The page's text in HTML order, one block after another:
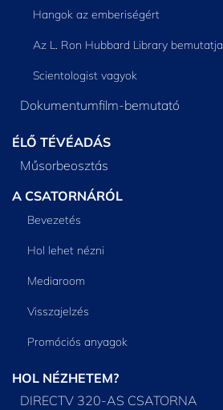
Hangok az emberiségért
Az L. Ron Hubbard Library bemutatja
Scientologist vagyok
Dokumentumfilm-bemutató
ÉLŐ TÉVÉADÁS
Műsorbeosztás
A CSATORNÁRÓL
Bevezetés
Hol lehet nézni
Mediaroom
Visszajelzés
Promóciós anyagok
HOL NÉZHETEM?
DIRECTV 320-AS CSATORNA